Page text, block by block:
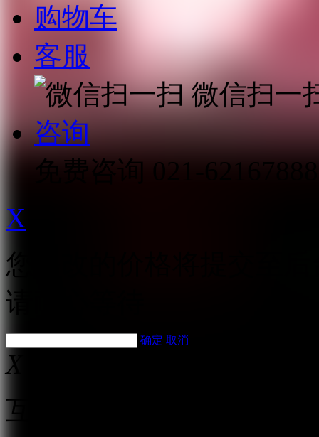
购物车
客服
微信扫一
咨询
免费咨询 021-62167888
X
您修改的价格将提交至
请耐心等待
确定 取消
X
互联网跟帖评论服务管理